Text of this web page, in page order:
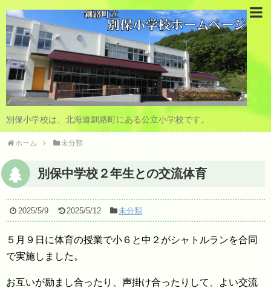
別保小学校は、北海道釧路町にある公立小学校です。
ホーム 未分類
別保中学校２年生との交流体育
2025/5/9 2025/5/12 未分類
５月９日に体育の授業で小６と中２がシャトルランを合同
で実施しました。
お互いが励まし合ったり、声掛け合ったりして、よい交流